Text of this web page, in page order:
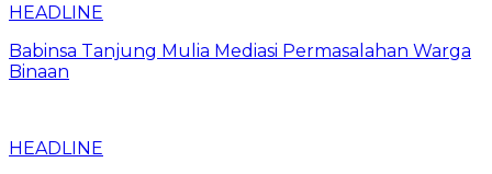
HEADLINE
Babinsa Tanjung Mulia Mediasi Permasalahan Warga
Binaan
HEADLINE